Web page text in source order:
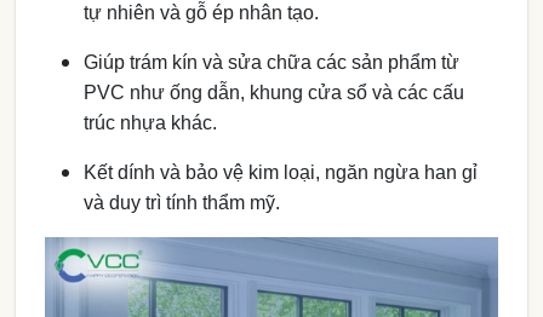
tự nhiên và gỗ ép nhân tạo.
Giúp trám kín và sửa chữa các sản phẩm từ
PVC như ống dẫn, khung cửa sổ và các cấu
trúc nhựa khác.
Kết dính và bảo vệ kim loại, ngăn ngừa han gỉ
và duy trì tính thẩm mỹ.